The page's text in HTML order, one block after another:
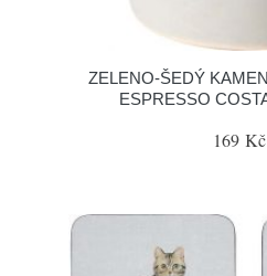
ZELENO-ŠEDÝ
ESPRESSO
169 Kč